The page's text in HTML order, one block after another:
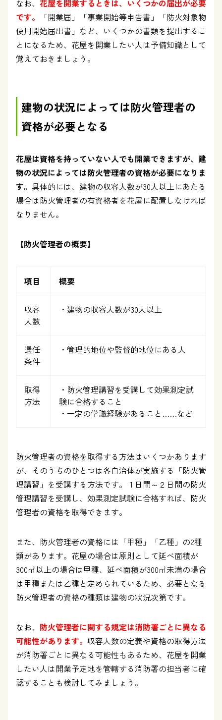
なお、 花屋を開業するときは、いくつかの届出が必要
です。
「開業届」「事業開始等申告書」「防火対象物
使用開始届出書」など、いくつかの書類を提出するこ
とになるため、花屋を開業したい人は予備知識として
覚えておきましょう。
建物の状況によっては防火管理者の
資格が必要となる
花屋は資格を持っていない人でも開業できますが、建
物の状況によっては防火管理者の資格が必要になりま
す。 具体的には、建物の収容人数が30人以上にあたる
場合は防火管理者の有資格者を花屋に配置しなければ
なりません。
【防火管理者の概要】
項目 概要
収容
人数
・建物の収容人数が30人以上
選任
条件
・管理的地位や監督的地位にある人
取得
方法
・防火管理講習を受講して効果測定試
験に合格すること
・一定の学識経験があること……など
防火管理者の資格を取得する方法はいくつかあります
が、そのうちのひとつは各自治体が実施する「防火管
理講習」を受講する方法です。１日間～２日間の防火
管理講習を受講し、効果測定試験に合格すれば、防火
管理者の資格を取得できます。
また、防火管理者の資格には「甲種」「乙種」の2種
類があります。花屋の場合は原則として延べ面積が
300㎡以上の場合は甲種、延べ面積が300㎡未満の場合
は甲種または乙種と定められているため、必要となる
防火管理者の資格の種類は建物の状況次第です。
なお、 防火管理者に関する規定は消防署ごとに異なる
可能性があります。 収容人数の定義や資格の取得方法
が消防署ごとに異なる可能性もあるため、花屋を開業
したい人は開業予定地を管轄する消防署の担当者に確
認することも検討してみましょう。